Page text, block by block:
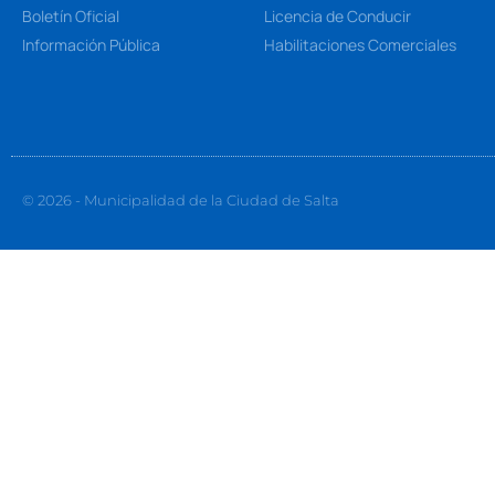
Boletín Oficial
Información Pública
Licencia de Conducir
Habilitaciones Comerciales
© 2026 - Municipalidad de la Ciudad de Salta